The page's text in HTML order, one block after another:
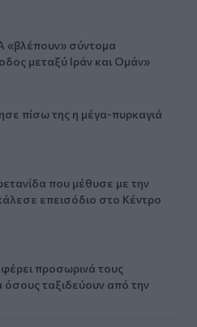
«βλέπουν» σύντομα
μεταξύ Ιράν και Ομάν»
πίσω της η μέγα-πυρκαγιά
που μέθυσε με την
επεισόδιο στο Κέντρο
προσωρινά τους
όσους ταξιδεύουν από την